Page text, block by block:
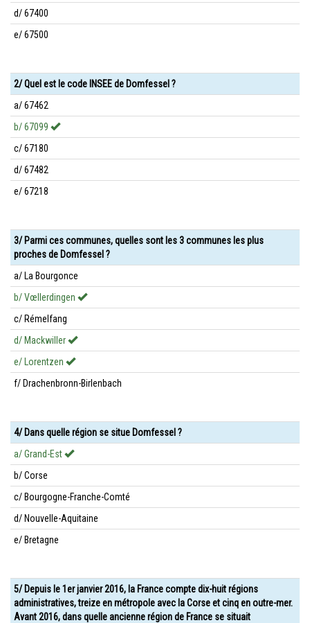
d/ 67400
e/ 67500
2/ Quel est le code INSEE de Domfessel ?
a/ 67462
b/ 67099
c/ 67180
d/ 67482
e/ 67218
3/ Parmi ces communes, quelles sont les 3 communes les plus
proches de Domfessel ?
a/ La Bourgonce
b/ Vœllerdingen
c/ Rémelfang
d/ Mackwiller
e/ Lorentzen
f/ Drachenbronn-Birlenbach
4/ Dans quelle région se situe Domfessel ?
a/ Grand-Est
b/ Corse
c/ Bourgogne-Franche-Comté
d/ Nouvelle-Aquitaine
e/ Bretagne
5/ Depuis le 1er janvier 2016, la France compte dix-huit régions
administratives, treize en métropole avec la Corse et cinq en outre-mer.
Avant 2016, dans quelle ancienne région de France se situait